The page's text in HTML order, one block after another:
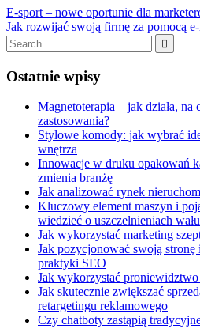
Nawigacja
wpisu
Previous
Post:
E-sport – nowe oportunie dla
Next
Post:
Jak rozwijać swoją firmę za pomocą
Search
for:
Search
Ostatnie wpisy
Magnetoterapia – jak działa, na
zastosowania?
Stylowe komody: jak wybrać
wnętrza
Innowacje w druku opakowań
zmienia branżę
Jak analizować rynek
Kluczowy element maszyn i
wiedzieć o uszczelnieniach
Jak wykorzystać marketing
Jak pozycjonować swoją stronę
praktyki SEO
Jak wykorzystać
Jak skutecznie zwiększać
retargetingu reklamowego
Czy chatboty zastąpią